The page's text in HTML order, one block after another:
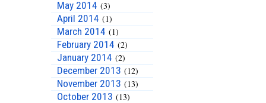
May 2014 (3)
April 2014 (1)
March 2014 (1)
February 2014 (2)
January 2014 (2)
December 2013 (12)
November 2013 (13)
October 2013 (13)